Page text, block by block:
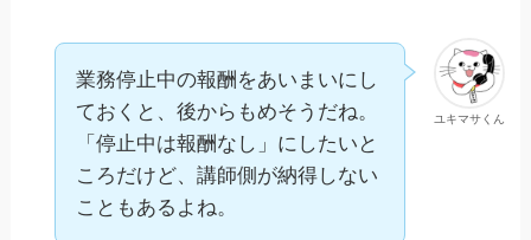
ユキマサくん
業務停止中の報酬をあいまいにし
ておくと、後からもめそうだね。
「停止中は報酬なし」にしたいと
ころだけど、講師側が納得しない
こともあるよね。